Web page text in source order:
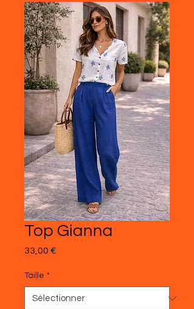
Top Gianna
33,00 €
Taille *